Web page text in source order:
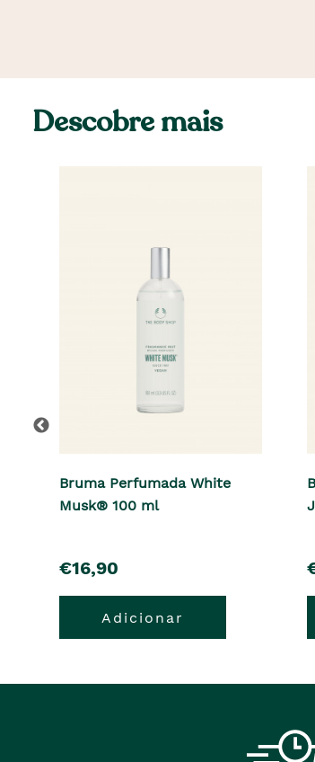
Descobre mais
Bruma Perfumada White
Musk® 100 ml
pre�o
€16,90
Adicionar